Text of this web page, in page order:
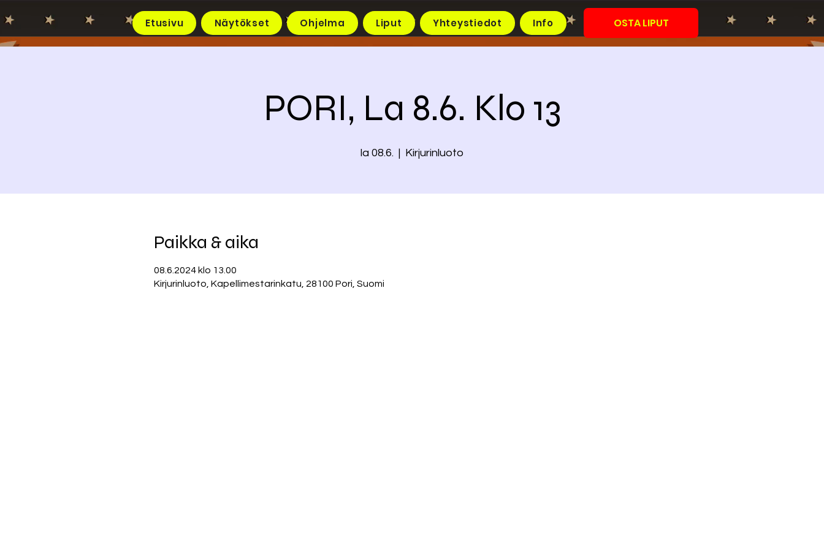
Etusivu Näytökset Ohjelma Liput Yhteystiedot Info OSTA LIPUT
PORI, La 8.6. Klo 13
la 08.6.
  |
Kirjurinluoto
Paikka & aika
08.6.2024 klo 13.00
Kirjurinluoto, Kapellimestarinkatu, 28100 Pori, Suomi